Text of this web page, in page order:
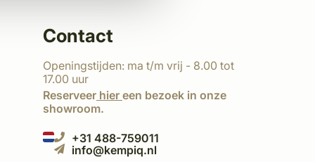
Contact
Openingstijden: ma t/m vrij - 8.00 tot
17.00 uur
Reserveer hier een bezoek in onze
showroom.
+31 488-759011
info@kempiq.nl